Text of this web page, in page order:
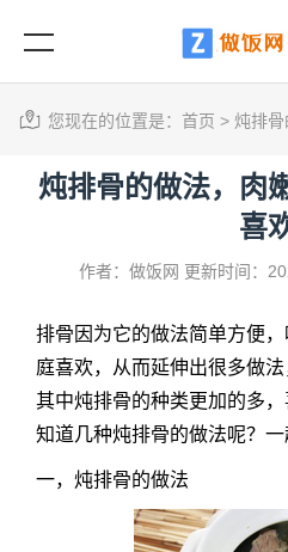
您现在的位置是： 首页 > 炖排
炖排骨的做法，肉
喜
作者：做饭网 更新时间：
排骨因为它的做法简单方便
庭喜欢，从而延伸出很多做法
其中炖排骨的种类更加的多
知道几种炖排骨的做法呢？一
一，炖排骨的做法